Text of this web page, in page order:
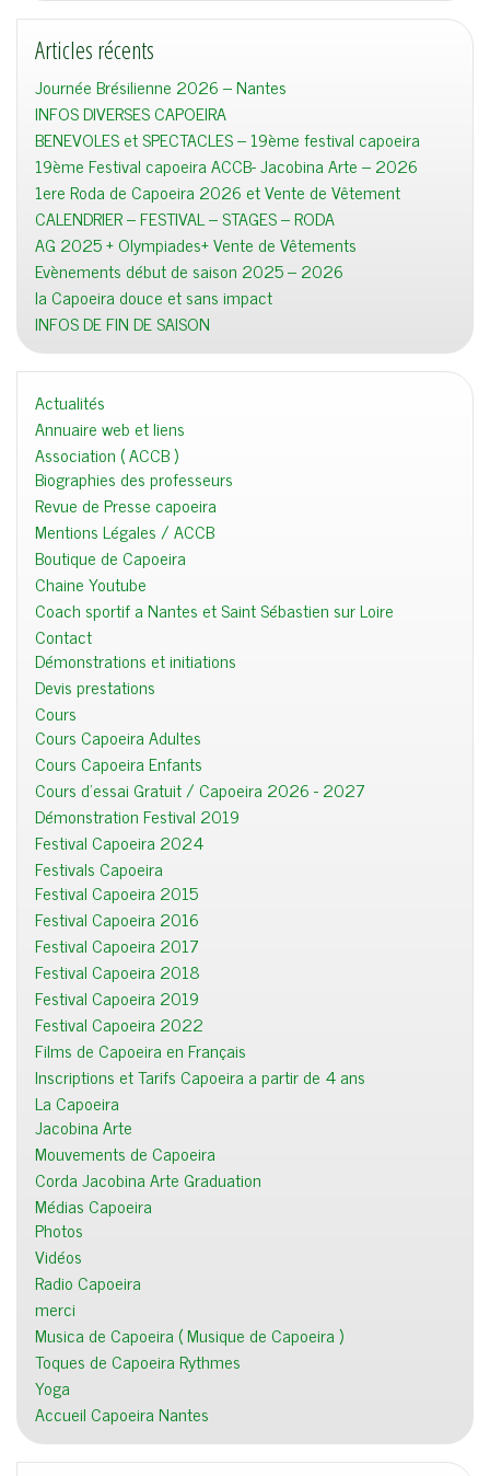
Articles récents
Journée Brésilienne 2026 – Nantes
INFOS DIVERSES CAPOEIRA
BENEVOLES et SPECTACLES – 19ème festival capoeira
19ème Festival capoeira ACCB- Jacobina Arte – 2026
1ere Roda de Capoeira 2026 et Vente de Vêtement
CALENDRIER – FESTIVAL – STAGES – RODA
AG 2025 + Olympiades+ Vente de Vêtements
Evènements début de saison 2025 – 2026
la Capoeira douce et sans impact
INFOS DE FIN DE SAISON
Actualités
Annuaire web et liens
Association ( ACCB )
Biographies des professeurs
Revue de Presse capoeira
Mentions Légales / ACCB
Boutique de Capoeira
Chaine Youtube
Coach sportif a Nantes et Saint Sébastien sur Loire
Contact
Démonstrations et initiations
Devis prestations
Cours
Cours Capoeira Adultes
Cours Capoeira Enfants
Cours d'essai Gratuit / Capoeira 2026 - 2027
Démonstration Festival 2019
Festival Capoeira 2024
Festivals Capoeira
Festival Capoeira 2015
Festival Capoeira 2016
Festival Capoeira 2017
Festival Capoeira 2018
Festival Capoeira 2019
Festival Capoeira 2022
Films de Capoeira en Français
Inscriptions et Tarifs Capoeira a partir de 4 ans
La Capoeira
Jacobina Arte
Mouvements de Capoeira
Corda Jacobina Arte Graduation
Médias Capoeira
Photos
Vidéos
Radio Capoeira
merci
Musica de Capoeira ( Musique de Capoeira )
Toques de Capoeira Rythmes
Yoga
Accueil Capoeira Nantes